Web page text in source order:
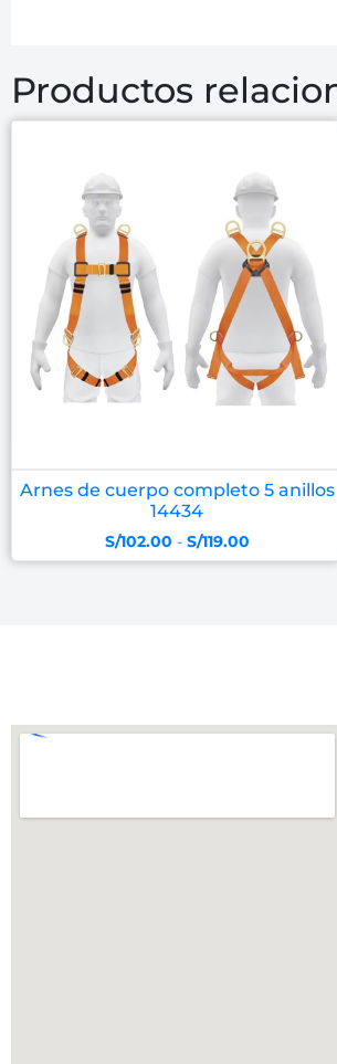
Productos
Arnes de cuerpo completo 5 anillos
14434
S/102.00 - S/119.00